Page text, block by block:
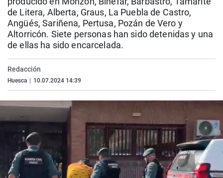
La rosa de los vientos
Gente viajera
Caso
Retornados
Operación Viuda
Extremadura
Galicia
Navarra
Virales
Televisión
de Litera, Alberta, Graus, La Puebla de Castro,
Angüés, Sariñena, Pertusa, Pozán de Vero y
Altorricón. Siete personas han sido detenidas y una
de ellas ha sido encarcelada.
Redacción
Huesca 10.07.2024 14:39